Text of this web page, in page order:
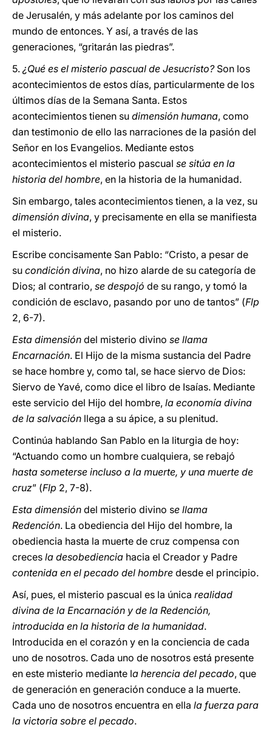
de Jerusalén, y más adelante por los caminos del
mundo de entonces. Y así, a través de las
generaciones, “gritarán las piedras”.
5. ¿Qué es el misterio pascual de Jesucristo?Son los
acontecimientos de estos días, particularmente de los
últimos días de la Semana Santa. Estos
acontecimientos tienen su dimensión humana, como
dan testimonio de ello las narraciones de la pasión del
Señor en los Evangelios. Mediante estos
acontecimientos el misterio pascual se sitúa en la
historia del hombre, en la historia de la humanidad.
Sin embargo, tales acontecimientos tienen, a la vez, su
dimensión divina, y precisamente en ella se manifiesta
el misterio.
Escribe concisamente San Pablo: “Cristo, a pesar de
su condición divina, no hizo alarde de su categoría de
Dios; al contrario, se despojó de su rango, y tomó la
condición de esclavo, pasando por uno de tantos” (Flp
2, 6-7).
Esta dimensión del misterio divino se llama
Encarnación. El Hijo de la misma sustancia del Padre
se hace hombre y, como tal, se hace siervo de Dios:
Siervo de Yavé, como dice el libro de Isaías. Mediante
este servicio del Hijo del hombre, la economía divina
de la salvación llega a su ápice, a su plenitud.
Continúa hablando San Pablo en la liturgia de hoy:
“Actuando como un hombre cualquiera, se rebajó
hasta someterse incluso a la muerte, y una muerte de
cruz” (Flp 2, 7-8).
Esta dimensión del misterio divino se llama
Redención. La obediencia del Hijo del hombre, la
obediencia hasta la muerte de cruz compensa con
creces la desobediencia hacia el Creador y Padre
contenida en el pecado del hombre desde el principio.
Así, pues, el misterio pascual es la única realidad
divina de la Encarnación y de la Redención,
introducida en la historia de la humanidad.
Introducida en el corazón y en la conciencia de cada
uno de nosotros. Cada uno de nosotros está presente
en este misterio mediante la herencia del pecado, que
de generación en generación conduce a la muerte.
Cada uno de nosotros encuentra en ella la fuerza para
la victoria sobre el pecado.